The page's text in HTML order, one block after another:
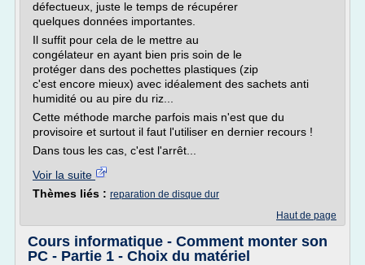
défectueux, juste le temps de récupérer
quelques données importantes.
Il suffit pour cela de le mettre au
congélateur en ayant bien pris soin de le
protéger dans des pochettes plastiques (zip
c'est encore mieux) avec idéalement des sachets anti
humidité ou au pire du riz...
Cette méthode marche parfois mais n'est que du
provisoire et surtout il faut l'utiliser en dernier recours !
Dans tous les cas, c'est l'arrêt...
Voir la suite
Thèmes liés : reparation de disque dur
Haut de page
Cours informatique - Comment monter son
PC - Partie 1 - Choix du matériel